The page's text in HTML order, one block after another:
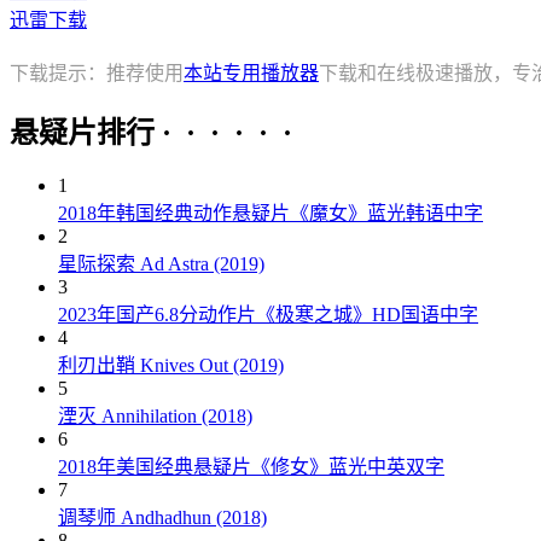
迅雷下载
下载提示：推荐使用本站专用播放器下载和在线极速播放，专
悬疑片排行 · · · · · ·
1
2018年韩国经典动作悬疑片《魔女》蓝光韩语中字
2
星际探索 Ad Astra (2019)
3
2023年国产6.8分动作片《极寒之城》HD国语中字
4
利刃出鞘 Knives Out (2019)
5
湮灭 Annihilation (2018)
6
2018年美国经典悬疑片《修女》蓝光中英双字
7
调琴师 Andhadhun (2018)